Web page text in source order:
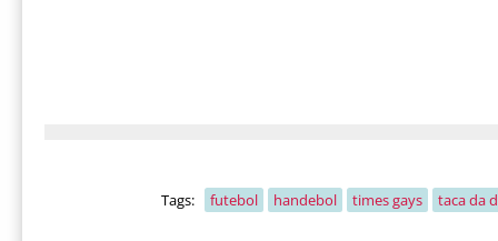
Tags: futebol handebol times gays taca da